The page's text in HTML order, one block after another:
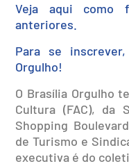
Veja aqui como
anteriores.
Para se
Orgulho!
O Brasília Orgulho
Cultura (FAC), da
Shopping
de Turismo e
executiva é do